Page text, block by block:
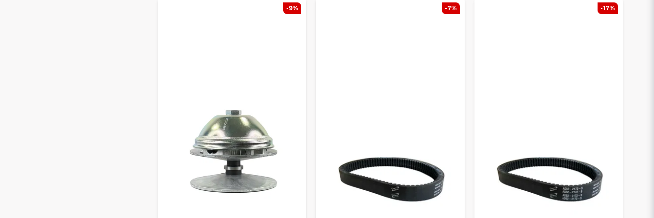
Vähemmän kulumista variaattorissa ja hihnassa
Pidemmän käyttöiän ja vähemmän käyttökatkoja
CVTECH-IBC-VALIKOIMAMME
Täydelliset ensivariaattorit
Vetohihnat / variaattorihihnat
Alkuperäisosat voimansiirron huoltoon ja korjaukseen
Varaosat sekä yksityisasiakkaille että korjaamoille
Kaikki tuotteet on valittu takaamaan korkea toimintavarmuus ja pitkä käyttöikä – erinomainen valinta päivittäiseen
käyttöön.
OSTA VARIAATTORI JA VOIMANSIIRTO MERKIN MUKAAN
-9% -7% -17%